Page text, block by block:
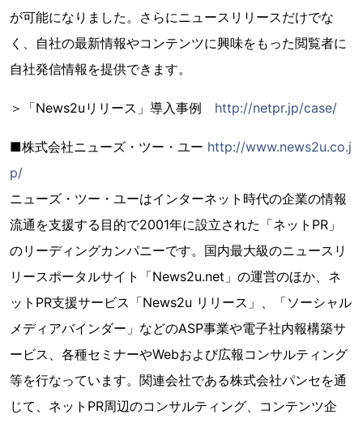
が可能になりました。さらにニュースリリースだけでな
く、自社の最新情報やコンテンツに興味をもった閲覧者に
自社発信情報を提供できます。
＞「News2uリリース」導入事例 http://netpr.jp/case/
■株式会社ニューズ・ツー・ユー http://www.news2u.co.j
p/
ニューズ・ツー・ユーはインターネット時代の企業の情報
流通を支援する目的で2001年に設立された「ネットPR」
のリーディングカンパニーです。国内最大級のニュースリ
リースポータルサイト「News2u.net」の運営のほか、ネ
ットPR支援サービス「News2u リリース」、「ソーシャル
メディアバインダー」などのASP事業や電子社内報構築サ
ービス、各種セミナーやWebおよび広報コンサルティング
等を行なっています。関連会社である株式会社パンセを通
じて、ネットPR周辺のコンサルティング、コンテンツ企